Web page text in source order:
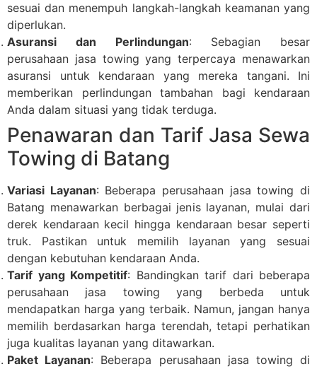
sesuai dan menempuh langkah-langkah keamanan yang
diperlukan.
Asuransi dan Perlindungan: Sebagian besar
perusahaan jasa towing yang terpercaya menawarkan
asuransi untuk kendaraan yang mereka tangani. Ini
memberikan perlindungan tambahan bagi kendaraan
Anda dalam situasi yang tidak terduga.
Penawaran dan Tarif Jasa Sewa
Towing di Batang
Variasi Layanan: Beberapa perusahaan jasa towing di
Batang menawarkan berbagai jenis layanan, mulai dari
derek kendaraan kecil hingga kendaraan besar seperti
truk. Pastikan untuk memilih layanan yang sesuai
dengan kebutuhan kendaraan Anda.
Tarif yang Kompetitif: Bandingkan tarif dari beberapa
perusahaan jasa towing yang berbeda untuk
mendapatkan harga yang terbaik. Namun, jangan hanya
memilih berdasarkan harga terendah, tetapi perhatikan
juga kualitas layanan yang ditawarkan.
Paket Layanan: Beberapa perusahaan jasa towing di